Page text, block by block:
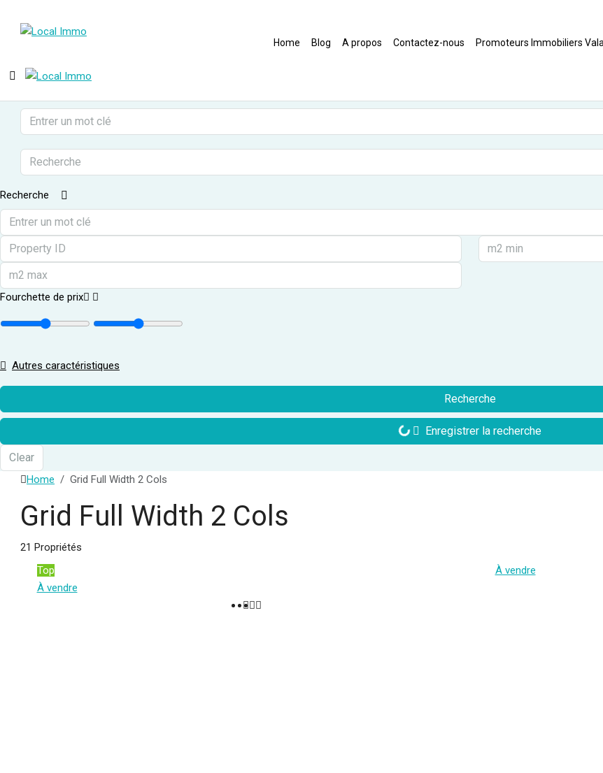
Home Blog A propos Contactez-nous Promoteurs Immobiliers
Recherche
Fourchette de prix
Autres caractéristiques
Recherche
Enregistrer la recherche
Clear
Home Grid Full Width 2 Cols
Grid Full Width 2 Cols
21 Propriétés
Top
À vendre
À vendre